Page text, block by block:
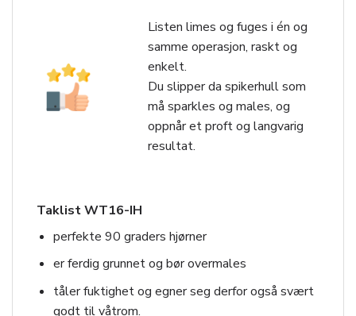
Listen limes og fuges i én og
samme operasjon, raskt og
enkelt.
Du slipper da spikerhull som
må sparkles og males, og
oppnår et proft og langvarig
resultat.
Taklist WT16-IH
perfekte 90 graders hjørner
er ferdig grunnet og bør overmales
tåler fuktighet og egner seg derfor også svært
godt til våtrom.